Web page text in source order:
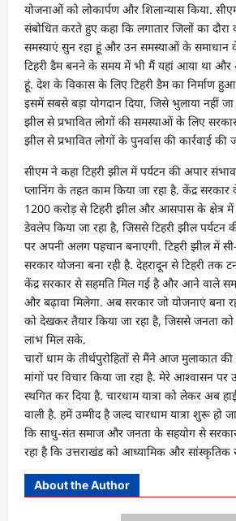
योजनाओं को लोकार्पण और शिलान्यास किया.
संबोधित करते हुए कहा कि लगातार जिलों का
समस्याएं सुन रहा हूं और उन समस्याओं के समाधान
टिहरी डैम बनने के समय में भी मैं यहां आया था
हूं. देश के विकास के लिए टिहरी डैम का निर्माण हुआ
इसमें सबसे बड़ा योगदान दिया, जिसे भुलाया नहीं
झील से प्रभावित लोगों की समस्याओं के लिए
झील से प्रभावित लोगों के पुनर्वास की कार्रवाई की
सीएम ने कहा टिहरी झील में पर्यटन की अपार
प्लानिंग के तहत काम किया जा रहा है. केंद्र
1200 करोड़ से टिहरी झील और आसपास के क्षेत्र में
डेवलेप किया जा रहा है, जिससे टिहरी झील पर्यटन
पर अपनी अलग पहचान बनाएगी. टिहरी झील में
सरकार योजना बना रही है. देहरादून से टिहरी तक
केंद्र सरकार से सहमति मिल गई है और आने वाले
और बढ़ावा मिलेगा. अब सरकार जो योजनाएं बना
को देखकर तैयार किया जा रहा है, जिससे जनता को
लाभ मिल सके.
चारों धाम के तीर्थपुरोहितों से मैंने आज मुलाकात
मांगों पर विचार किया जा रहा है. मेरे आश्वासन पर
स्थगित कर दिया है. चारधाम यात्रा को लेकर अब
वाली है. हमें उम्मीद है जल्द चारधाम यात्रा शुरू हो
कि साधु-संत समाज और जनता के सहयोग से सरकार
रहा है कि उत्तराखंड को आध्यामिक और सांस्कृतिक
About the Author